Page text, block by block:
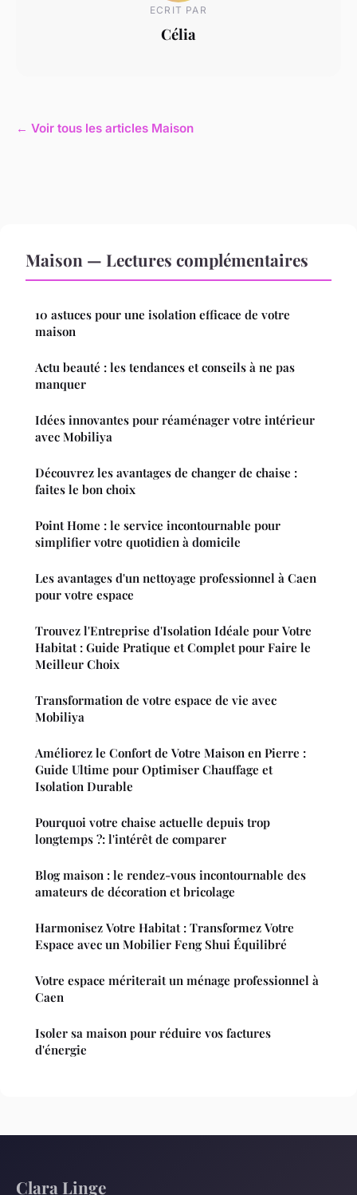
ECRIT PAR
Célia
← Voir tous les articles Maison
Maison — Lectures complémentaires
10 astuces pour une isolation efficace de votre
maison
Actu beauté : les tendances et conseils à ne pas
manquer
Idées innovantes pour réaménager votre intérieur
avec Mobiliya
Découvrez les avantages de changer de chaise :
faites le bon choix
Point Home : le service incontournable pour
simplifier votre quotidien à domicile
Les avantages d'un nettoyage professionnel à Caen
pour votre espace
Trouvez l'Entreprise d'Isolation Idéale pour Votre
Habitat : Guide Pratique et Complet pour Faire le
Meilleur Choix
Transformation de votre espace de vie avec
Mobiliya
Améliorez le Confort de Votre Maison en Pierre :
Guide Ultime pour Optimiser Chauffage et
Isolation Durable
Pourquoi votre chaise actuelle depuis trop
longtemps ?: l'intérêt de comparer
Blog maison : le rendez-vous incontournable des
amateurs de décoration et bricolage
Harmonisez Votre Habitat : Transformez Votre
Espace avec un Mobilier Feng Shui Équilibré
Votre espace mériterait un ménage professionnel à
Caen
Isoler sa maison pour réduire vos factures
d'énergie
Clara Linge